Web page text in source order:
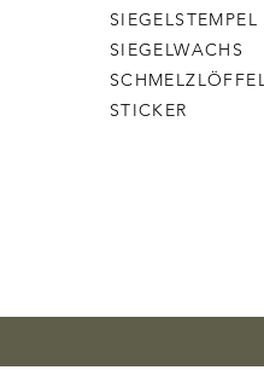
SIEGELSTEMPEL
SIEGELWACHS
STICKER